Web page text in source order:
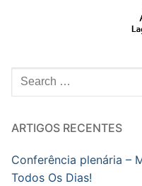
Pesquisar
por:
ARTIGOS RECENTES
Conferência plenária –
Todos Os Dias!